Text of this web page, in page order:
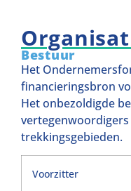
Bestuur
Het
financieringsbron
Het onbezoldigde
trekkingsgebieden.
Voorzitter